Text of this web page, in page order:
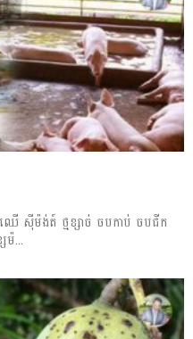
ឈើ ស៊ីម៉ង់ត៍ ថ្ម​ខ្សាច់ ចបកាប់ ចបជីក
ម៉...